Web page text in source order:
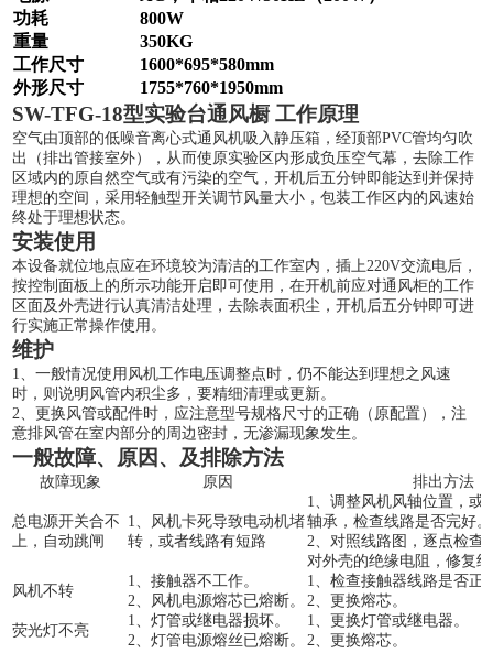
功耗
800W
重量
350KG
工作尺寸
1600*695*580mm
外形尺寸
1755*760*1950mm
SW-TFG-18型实验台通风橱 工作原理
空气由顶部的低噪音离心式通风机吸入静压箱，经顶部PVC管均匀吹
出（排出管接室外），从而使原实验区内形成负压空气幕，去除工作
区域内的原自然空气或有污染的空气，开机后五分钟即能达到并保持
理想的空间，采用轻触型开关调节风量大小，包装工作区内的风速始
终处于理想状态。
安装使用
本设备就位地点应在环境较为清洁的工作室内，插上220V交流电后，
按控制面板上的所示功能开启即可使用，在开机前应对通风柜的工作
区面及外壳进行认真清洁处理，去除表面积尘，开机后五分钟即可进
行实施正常操作使用。
维护
1、一般情况使用风机工作电压调整点时，仍不能达到理想之风速
时，则说明风管内积尘多，要精细清理或更新。
2、更换风管或配件时，应注意型号规格尺寸的正确（原配置），注
意排风管在室内部分的周边密封，无渗漏现象发生。
一般故障、原因、及排除方法
故障现象 原因 排出方法
总电源开关合不
上，自动跳闸
1、风机卡死导致电动机堵
转，或者线路有短路
1、调整风机风轴位置，或
轴承，检查线路是否完好。
2、对照线路图，逐点检查
对外壳的绝缘电阻，修复
风机不转
1、接触器不工作。
2、风机电源熔芯已熔断。
1、检查接触器线路是否正
2、更换熔芯。
荧光灯不亮
1、灯管或继电器损坏。
2、灯管电源熔丝已熔断。
1、更换灯管或继电器。
2、更换熔芯。